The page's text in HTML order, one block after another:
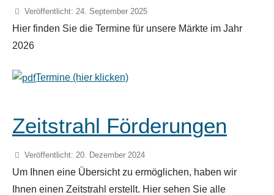
Veröffentlicht: 24. September 2025
Hier finden Sie die Termine für unsere Märkte im Jahr
2026
Termine (hier klicken)
Zeitstrahl Förderungen
Veröffentlicht: 20. Dezember 2024
Um Ihnen eine Übersicht zu ermöglichen, haben wir
Ihnen einen Zeitstrahl erstellt. Hier sehen Sie alle